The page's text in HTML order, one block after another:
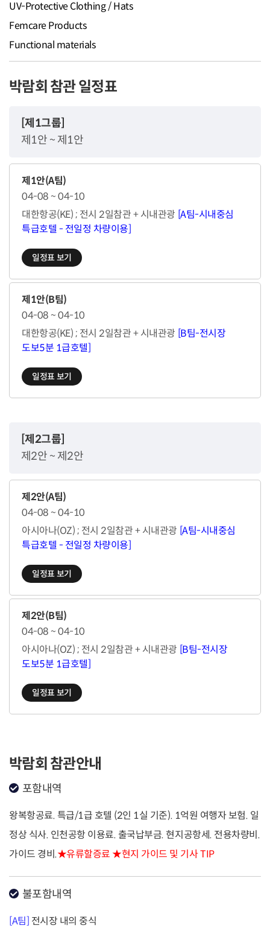
UV-Protective Clothing / Hats
Femcare Products
Functional materials
박람회 참관 일정표
[제1그룹]
제1안 ~ 제1안
제1안(A팀)
04-08 ~ 04-10
대한항공(KE) ; 전시 2일참관 + 시내관광 [A팀-시내중심
특급호텔 - 전일정 차량이용]
일정표 보기
제1안(B팀)
04-08 ~ 04-10
대한항공(KE) ; 전시 2일참관 + 시내관광 [B팀-전시장
도보5분 1급호텔]
일정표 보기
[제2그룹]
제2안 ~ 제2안
제2안(A팀)
04-08 ~ 04-10
아시아나(OZ) ; 전시 2일참관 + 시내관광 [A팀-시내중심
특급호텔 - 전일정 차량이용]
일정표 보기
제2안(B팀)
04-08 ~ 04-10
아시아나(OZ) ; 전시 2일참관 + 시내관광 [B팀-전시장
도보5분 1급호텔]
일정표 보기
박람회 참관안내
포함내역
왕복항공료. 특급/1급 호텔 (2인 1실 기준). 1억원 여행자 보험. 일
정상 식사. 인천공항 이용료. 출국납부금. 현지공항세. 전용차량비.
가이드 경비.★유류할증료 ★현지 가이드 및 기사 TIP
불포함내역
[A팀] 전시장 내의 중식